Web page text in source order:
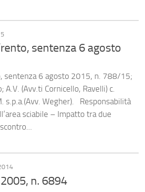
sentenza 6 agosto
sentenza 6 agosto 2015, n. 788/15;
A.V. (Avv.ti Cornicello, Ravelli) c.
s.p.a.(Avv. Wegher). Responsabilità
sciabile – Impatto tra due
n. 6894